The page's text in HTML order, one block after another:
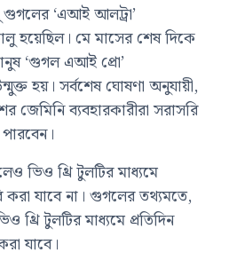
গুগলের ‘এআই আলট্রা’
হয়েছিল। মে মাসের শেষ দিকে
‘গুগল এআই প্রো’
হয়। সর্বশেষ ঘোষণা অনুযায়ী,
জেমিনি ব্যবহারকারীরা সরাসরি
ভিও থ্রি টুলটির মাধ্যমে
যাবে না। গুগলের তথ্যমতে,
থ্রি টুলটির মাধ্যমে প্রতিদিন
যাবে।